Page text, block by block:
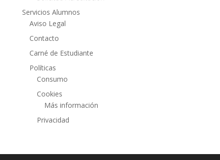
Servicios Alumnos
Aviso Legal
Contacto
Carné de Estudiante
Políticas
Consumo
Cookies
Más información
Privacidad